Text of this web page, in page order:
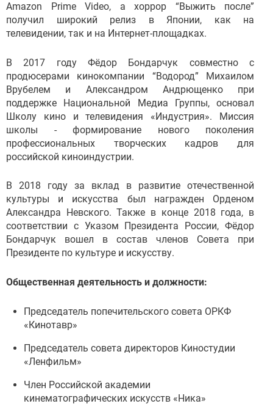
Amazon Prime Video, а хоррор “Выжить после”
получил широкий релиз в Японии, как на
телевидении, так и на Интернет-площадках.
В 2017 году Фёдор Бондарчук совместно с
продюсерами кинокомпании “Водород” Михаилом
Врубелем и Александром Андрющенко при
поддержке Национальной Медиа Группы, основал
Школу кино и телевидения «Индустрия». Миссия
школы - формирование нового поколения
профессиональных творческих кадров для
российской киноиндустрии.
В 2018 году за вклад в развитие отечественной
культуры и искусства был награжден Орденом
Александра Невского. Также в конце 2018 года, в
соответствии с Указом Президента России, Фёдор
Бондарчук вошел в состав членов Совета при
Президенте по культуре и искусству.
Общественная деятельность и должности:
Председатель попечительского совета ОРКФ
«Кинотавр»
Председатель совета директоров Киностудии
«Ленфильм»
Член Российской академии
кинематографических искусств «Ника»